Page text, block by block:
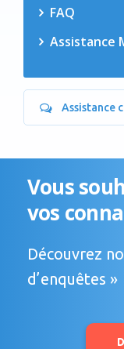
FAQ
Assistance
Assistance
Vous
vos
Découvrez
d’enquêtes »